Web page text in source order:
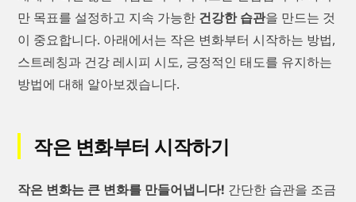
만 목표를 설정하고 지속 가능한 건강한 습관을 만드는 것
이 중요합니다. 아래에서는 작은 변화부터 시작하는 방법,
스트레칭과 건강 레시피 시도, 긍정적인 태도를 유지하는
방법에 대해 알아보겠습니다.
작은 변화부터 시작하기
작은 변화는 큰 변화를 만들어냅니다! 간단한 습관을 조금